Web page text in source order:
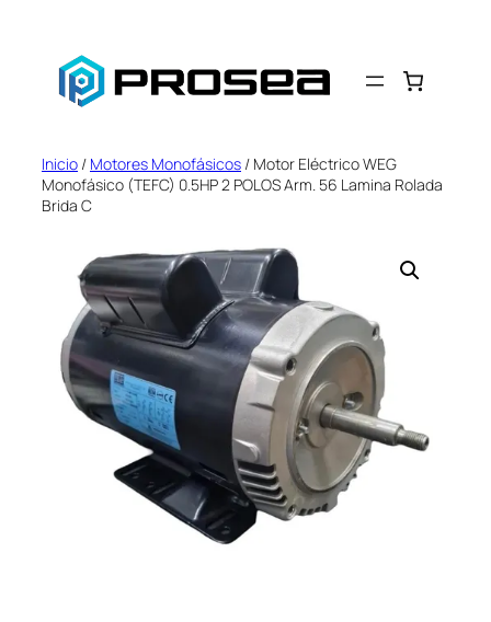
contenido
Inicio / Motores Monofásicos / Motor Eléctrico WEG
Monofásico (TEFC) 0.5HP 2 POLOS Arm. 56 Lamina Rolada
Brida C